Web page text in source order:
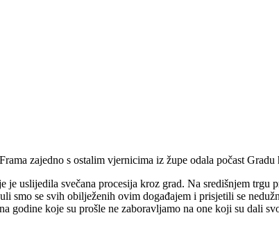
zajedno s ostalim vjernicima iz župe odala počast
je uslijedila svečana procesija kroz grad. Na središnjem
smo se svih obilježenih ovim događajem i prisjetili se
godine koje su prošle ne zaboravljamo na one koji su dali